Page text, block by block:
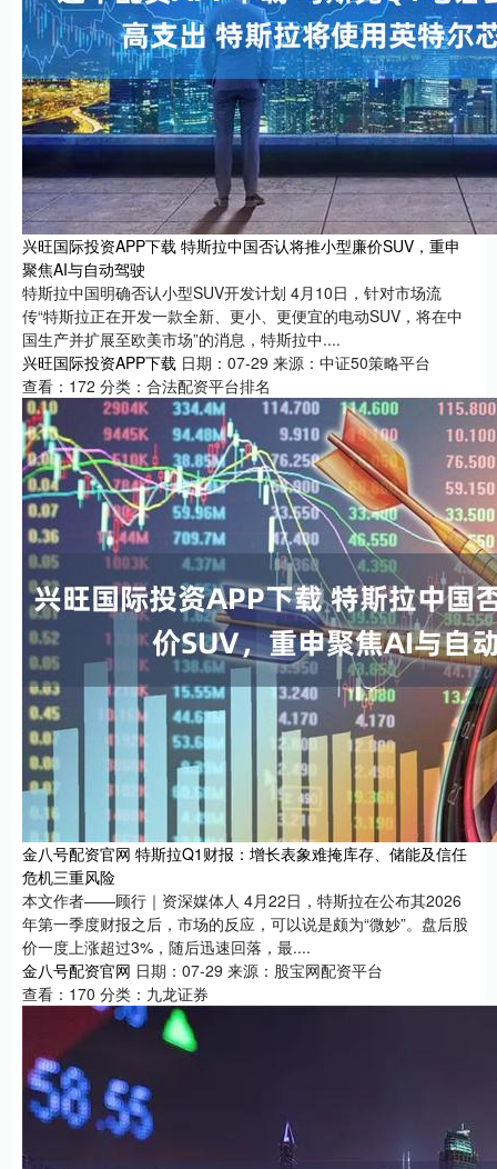
兴旺国际投资APP下载 特斯拉中国否认将推小型廉价SUV，重申
聚焦AI与自动驾驶
特斯拉中国明确否认小型SUV开发计划 4月10日，针对市场流
传“特斯拉正在开发一款全新、更小、更便宜的电动SUV，将在中
国生产并扩展至欧美市场”的消息，特斯拉中....
兴旺国际投资APP下载 日期：07-29 来源：中证50策略平台
查看： 172 分类： 合法配资平台排名
金八号配资官网 特斯拉Q1财报：增长表象难掩库存、储能及信任
危机三重风险
本文作者——顾行｜资深媒体人 4月22日，特斯拉在公布其2026
年第一季度财报之后，市场的反应，可以说是颇为“微妙”。盘后股
价一度上涨超过3%，随后迅速回落，最....
金八号配资官网 日期：07-29 来源：股宝网配资平台
查看： 170 分类： 九龙证券